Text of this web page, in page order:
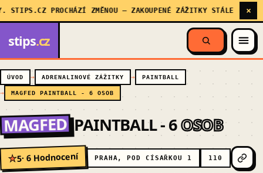
PROCHÁZÍ ZMĚNOU — ZAKOUPENÉ ZÁŽITKY STÁLE PLATÍ,×
stips.cz
ÚVOD ADRENALINOVÉ ZÁŽITKY PAINTBALL
MAGFED PAINTBALL - 6 OSOB
MAGFEDPAINTBALL - 6OSOB
★5· 6 Hodnocení PRAHA, POD CÍSAŘKOU 1 110